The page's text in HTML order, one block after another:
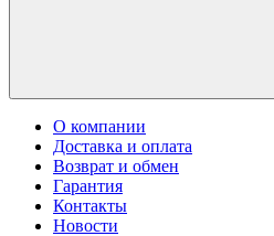
О компании
Доставка и оплата
Возврат и обмен
Гарантия
Контакты
Новости